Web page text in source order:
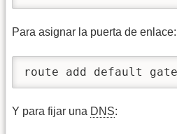
Para asignar la puerta de enlace:
route add default
Y para fijar una DNS: